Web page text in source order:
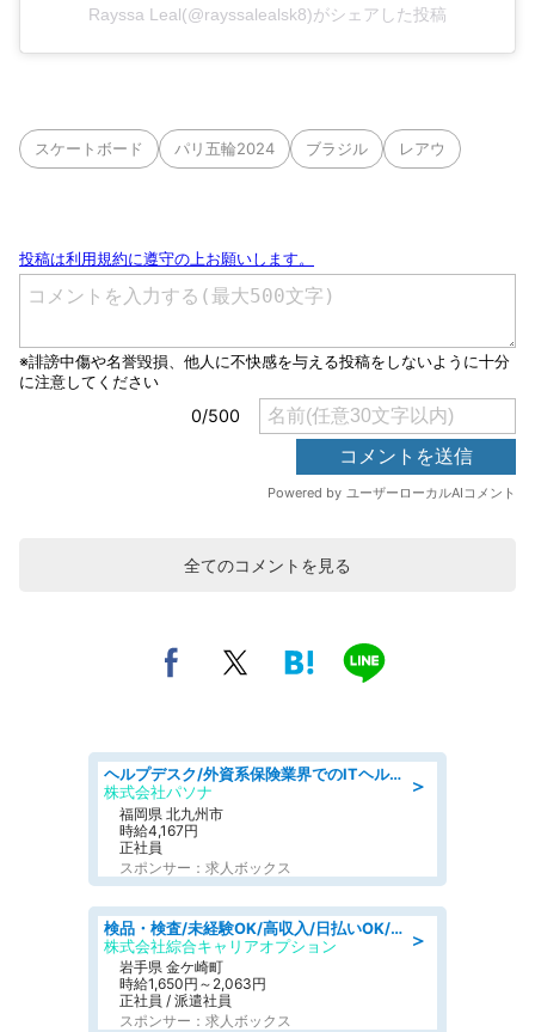
Rayssa Leal(@rayssalealsk8)がシェアした投稿
スケートボード パリ五輪2024 ブラジル レアウ
全てのコメントを見る
＞
ヘルプデスク/外資系保険業界でのITヘルプデスク業務/駅近/即日勤務可/ヘルプデスク
株式会社パソナ
福岡県 北九州市
時給4,167円
正社員
スポンサー：求人ボックス
＞
検品・検査/未経験OK/高収入/日払いOK/交替制/20・30・40代活躍中
株式会社綜合キャリアオプション
岩手県 金ケ崎町
時給1,650円～2,063円
正社員 / 派遣社員
スポンサー：求人ボックス